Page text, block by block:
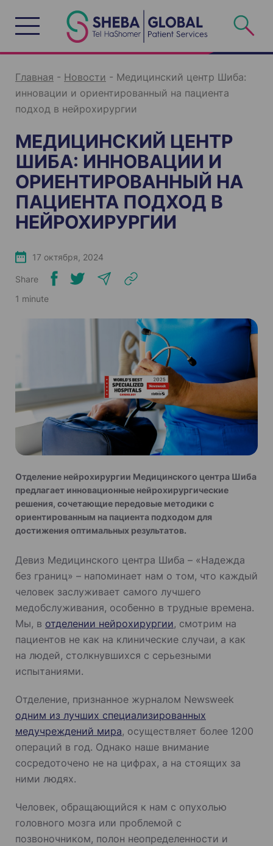
c
Главная - Новости - Медицинский центр Шиба:
инновации и ориентированный на пациента
подход в нейрохирургии
МЕДИЦИНСКИЙ ЦЕНТР
ШИБА: ИННОВАЦИИ И
ОРИЕНТИРОВАННЫЙ НА
ПАЦИЕНТА ПОДХОД В
НЕЙРОХИРУРГИИ
17 октября, 2024
Share
1 minute
Отделение нейрохирургии Медицинского центра Шиба
предлагает инновационные нейрохирургические
решения, сочетающие передовые методики с
ориентированным на пациента подходом для
достижения оптимальных результатов.
Девиз Медицинского центра Шиба – «Надежда
без границ» – напоминает нам о том, что каждый
человек заслуживает самого лучшего
медобслуживания, особенно в трудные времена.
Мы, в отделении нейрохирургии, смотрим на
пациентов не как на клинические случаи, а как
на людей, столкнувшихся с серьезными
испытаниями.
Отделение, признанное журналом Newsweek
одним из лучших специализированных
медучреждений мира, осуществляет более 1200
операций в год. Однако наше внимание
сосредоточено не на цифрах, а на стоящих за
ними людях.
Человек, обращающийся к нам с опухолью
головного мозга или проблемой с
позвоночником, полон неопределенности и